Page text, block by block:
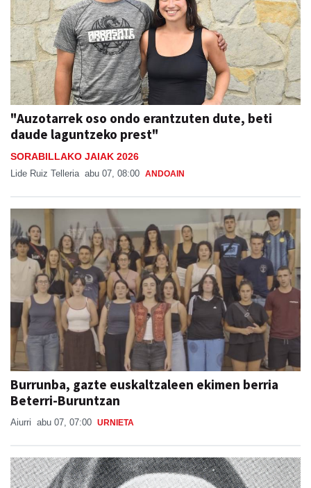
"Auzotarrek oso ondo erantzuten dute, beti
daude laguntzeko prest"
SORABILLAKO JAIAK 2026
Lide Ruiz Telleria abu 07, 08:00 ANDOAIN
Burrunba, gazte euskaltzaleen ekimen berria
Beterri-Buruntzan
Aiurri abu 07, 07:00 URNIETA